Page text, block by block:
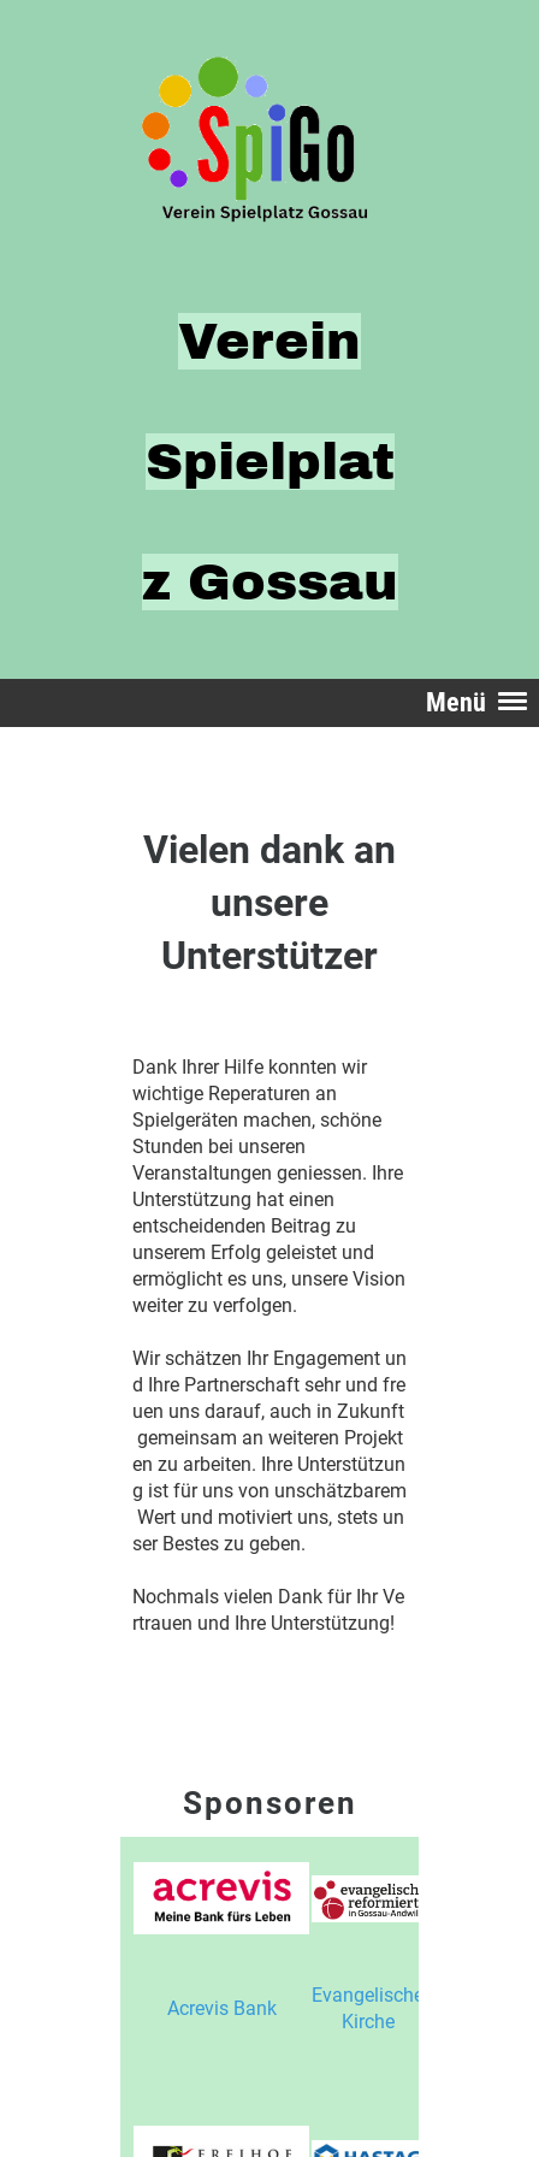
Verein
Spielplat
z Gossau
Menü
Vielen dank an
unsere
Unterstützer
Dank Ihrer Hilfe konnten wir
wichtige Reperaturen an
Spielgeräten machen, schöne
Stunden bei unseren
Veranstaltungen geniessen. Ihre
Unterstützung hat einen
entscheidenden Beitrag zu
unserem Erfolg geleistet und
ermöglicht es uns, unsere Vision
weiter zu verfolgen.
Wir schätzen Ihr Engagement un
d Ihre Partnerschaft sehr und fre
uen uns darauf, auch in Zukunft
gemeinsam an weiteren Projekt
en zu arbeiten. Ihre Unterstützun
g ist für uns von unschätzbarem
Wert und motiviert uns, stets un
ser Bestes zu geben.
Nochmals vielen Dank für Ihr Ve
rtrauen und Ihre Unterstützung!
Sponsoren
Acrevis Bank
Evangelische
Kirche